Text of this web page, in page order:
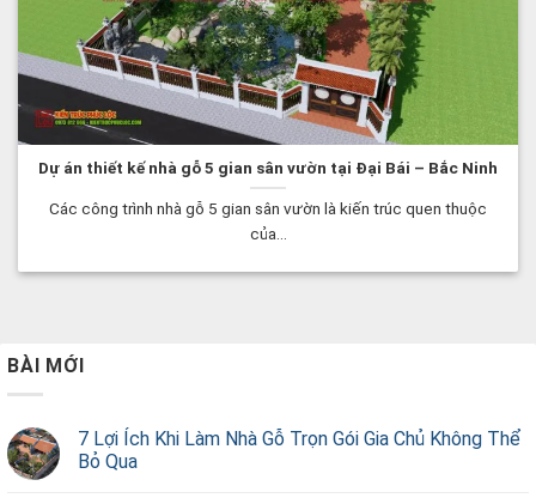
Dự án thiết kế nhà gỗ 5 gian sân vườn tại Đại Bái – Bắc Ninh
Các công trình nhà gỗ 5 gian sân vườn là kiến trúc quen thuộc
của...
BÀI MỚI
7 Lợi Ích Khi Làm Nhà Gỗ Trọn Gói Gia Chủ Không Thể
Bỏ Qua